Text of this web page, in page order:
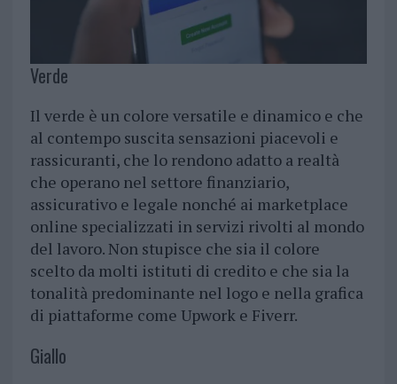
Verde
Il verde è un colore versatile e dinamico e che
al contempo suscita sensazioni piacevoli e
rassicuranti, che lo rendono adatto a realtà
che operano nel settore finanziario,
assicurativo e legale nonché ai marketplace
online specializzati in servizi rivolti al mondo
del lavoro. Non stupisce che sia il colore
scelto da molti istituti di credito e che sia la
tonalità predominante nel logo e nella grafica
di piattaforme come Upwork e Fiverr.
Giallo